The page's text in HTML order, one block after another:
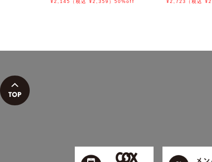
¥2,145（税込 ¥2,359）50%off
¥2,723（税込